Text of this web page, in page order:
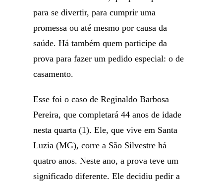
para se divertir, para cumprir uma
promessa ou até mesmo por causa da
saúde. Há também quem participe da
prova para fazer um pedido especial: o de
casamento.
Esse foi o caso de Reginaldo Barbosa
Pereira, que completará 44 anos de idade
nesta quarta (1). Ele, que vive em Santa
Luzia (MG), corre a São Silvestre há
quatro anos. Neste ano, a prova teve um
significado diferente. Ele decidiu pedir a